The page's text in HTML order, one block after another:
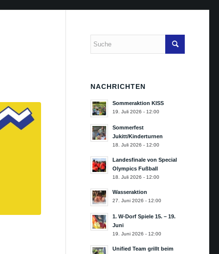
NACHRICHTEN
Sommeraktion KISS
19. Juli 2026 - 12:00
Sommerfest
Jukitt/Kinderturnen
18. Juli 2026 - 12:00
Landesfinale von Special
Olympics Fußball
18. Juli 2026 - 12:00
Wasseraktion
27. Juni 2026 - 12:00
1. W-Dorf Spiele 15. – 19.
Juni
19. Juni 2026 - 12:00
Unified Team grillt beim